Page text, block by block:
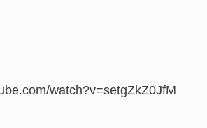
watch?v=setgZkZ0JfM